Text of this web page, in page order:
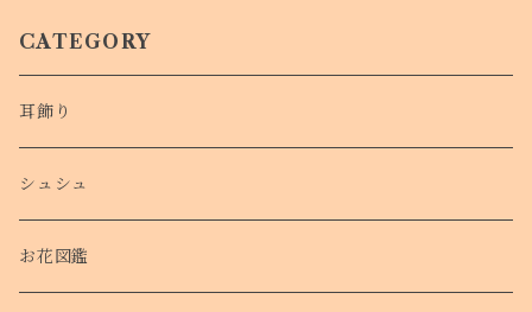
CATEGORY
耳飾り
シュシュ
お花図鑑